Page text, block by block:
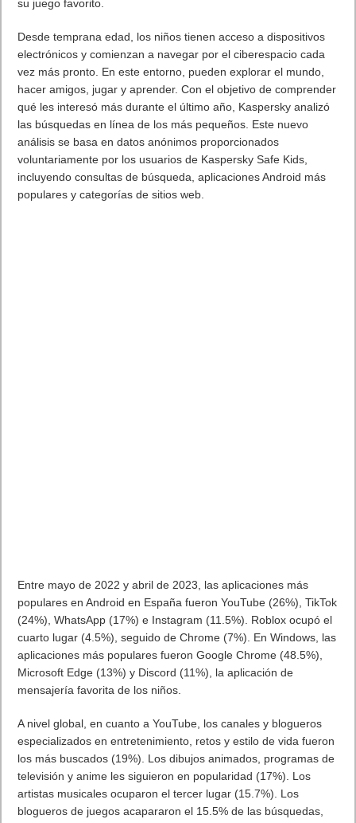
su juego favorito.
Desde temprana edad, los niños tienen acceso a dispositivos
electrónicos y comienzan a navegar por el ciberespacio cada
vez más pronto. En este entorno, pueden explorar el mundo,
hacer amigos, jugar y aprender. Con el objetivo de comprender
qué les interesó más durante el último año, Kaspersky analizó
las búsquedas en línea de los más pequeños. Este nuevo
análisis se basa en datos anónimos proporcionados
voluntariamente por los usuarios de Kaspersky Safe Kids,
incluyendo consultas de búsqueda, aplicaciones Android más
populares y categorías de sitios web.
Entre mayo de 2022 y abril de 2023, las aplicaciones más
populares en Android en España fueron YouTube (26%), TikTok
(24%), WhatsApp (17%) e Instagram (11.5%). Roblox ocupó el
cuarto lugar (4.5%), seguido de Chrome (7%). En Windows, las
aplicaciones más populares fueron Google Chrome (48.5%),
Microsoft Edge (13%) y Discord (11%), la aplicación de
mensajería favorita de los niños.
A nivel global, en cuanto a YouTube, los canales y blogueros
especializados en entretenimiento, retos y estilo de vida fueron
los más buscados (19%). Los dibujos animados, programas de
televisión y anime les siguieron en popularidad (17%). Los
artistas musicales ocuparon el tercer lugar (15.7%). Los
blogueros de juegos acapararon el 15.5% de las búsquedas,